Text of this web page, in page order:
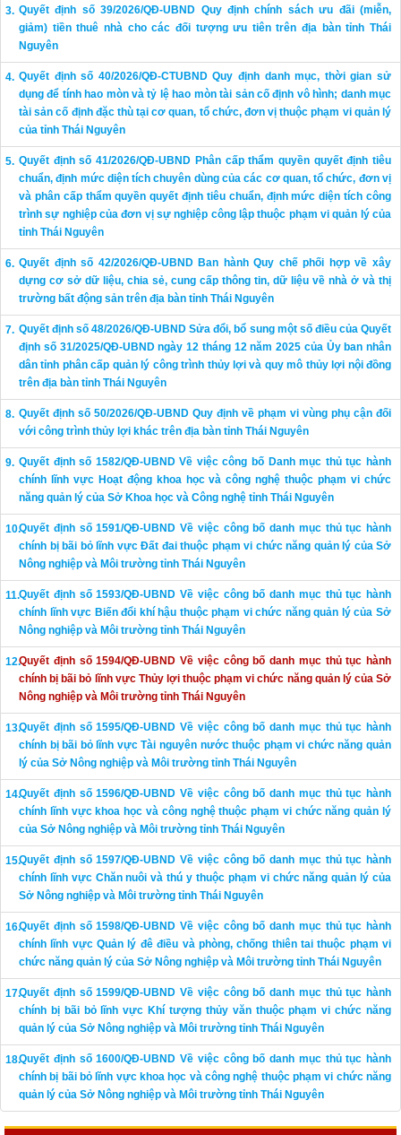
Quyết định số 39/2026/QĐ-UBND Quy định chính sách ưu đãi (miễn,
giảm) tiền thuê nhà cho các đối tượng ưu tiên trên địa bàn tỉnh Thái
Nguyên
Quyết định số 40/2026/QĐ-CTUBND Quy định danh mục, thời gian sử
dụng để tính hao mòn và tỷ lệ hao mòn tài sản cố định vô hình; danh mục
tài sản cố định đặc thù tại cơ quan, tổ chức, đơn vị thuộc phạm vi quản lý
của tỉnh Thái Nguyên
Quyết định số 41/2026/QĐ-UBND Phân cấp thẩm quyền quyết định tiêu
chuẩn, định mức diện tích chuyên dùng của các cơ quan, tổ chức, đơn vị
và phân cấp thẩm quyền quyết định tiêu chuẩn, định mức diện tích công
trình sự nghiệp của đơn vị sự nghiệp công lập thuộc phạm vi quản lý của
tỉnh Thái Nguyên
Quyết định số 42/2026/QĐ-UBND Ban hành Quy chế phối hợp về xây
dựng cơ sở dữ liệu, chia sẻ, cung cấp thông tin, dữ liệu về nhà ở và thị
trường bất động sản trên địa bàn tỉnh Thái Nguyên
Quyết định số 48/2026/QĐ-UBND Sửa đổi, bổ sung một số điều của Quyết
định số 31/2025/QĐ-UBND ngày 12 tháng 12 năm 2025 của Ủy ban nhân
dân tỉnh phân cấp quản lý công trình thủy lợi và quy mô thủy lợi nội đồng
trên địa bàn tỉnh Thái Nguyên
Quyết định số 50/2026/QĐ-UBND Quy định về phạm vi vùng phụ cận đối
với công trình thủy lợi khác trên địa bàn tỉnh Thái Nguyên
Quyết định số 1582/QĐ-UBND Về việc công bố Danh mục thủ tục hành
chính lĩnh vực Hoạt động khoa học và công nghệ thuộc phạm vi chức
năng quản lý của Sở Khoa học và Công nghệ tỉnh Thái Nguyên
Quyết định số 1591/QĐ-UBND Về việc công bố danh mục thủ tục hành
chính bị bãi bỏ lĩnh vực Đất đai thuộc phạm vi chức năng quản lý của Sở
Nông nghiệp và Môi trường tỉnh Thái Nguyên
Quyết định số 1593/QĐ-UBND Về việc công bố danh mục thủ tục hành
chính lĩnh vực Biến đổi khí hậu thuộc phạm vi chức năng quản lý của Sở
Nông nghiệp và Môi trường tỉnh Thái Nguyên
Quyết định số 1594/QĐ-UBND Về việc công bố danh mục thủ tục hành
chính bị bãi bỏ lĩnh vực Thủy lợi thuộc phạm vi chức năng quản lý của Sở
Nông nghiệp và Môi trường tỉnh Thái Nguyên
Quyết định số 1595/QĐ-UBND Về việc công bố danh mục thủ tục hành
chính bị bãi bỏ lĩnh vực Tài nguyên nước thuộc phạm vi chức năng quản
lý của Sở Nông nghiệp và Môi trường tỉnh Thái Nguyên
Quyết định số 1596/QĐ-UBND Về việc công bố danh mục thủ tục hành
chính lĩnh vực khoa học và công nghệ thuộc phạm vi chức năng quản lý
của Sở Nông nghiệp và Môi trường tỉnh Thái Nguyên
Quyết định số 1597/QĐ-UBND Về việc công bố danh mục thủ tục hành
chính lĩnh vực Chăn nuôi và thú y thuộc phạm vi chức năng quản lý của
Sở Nông nghiệp và Môi trường tỉnh Thái Nguyên
Quyết định số 1598/QĐ-UBND Về việc công bố danh mục thủ tục hành
chính lĩnh vực Quản lý đê điều và phòng, chống thiên tai thuộc phạm vi
chức năng quản lý của Sở Nông nghiệp và Môi trường tỉnh Thái Nguyên
Quyết định số 1599/QĐ-UBND Về việc công bố danh mục thủ tục hành
chính bị bãi bỏ lĩnh vực Khí tượng thủy văn thuộc phạm vi chức năng
quản lý của Sở Nông nghiệp và Môi trường tỉnh Thái Nguyên
Quyết định số 1600/QĐ-UBND Về việc công bố danh mục thủ tục hành
chính bị bãi bỏ lĩnh vực khoa học và công nghệ thuộc phạm vi chức năng
quản lý của Sở Nông nghiệp và Môi trường tỉnh Thái Nguyên